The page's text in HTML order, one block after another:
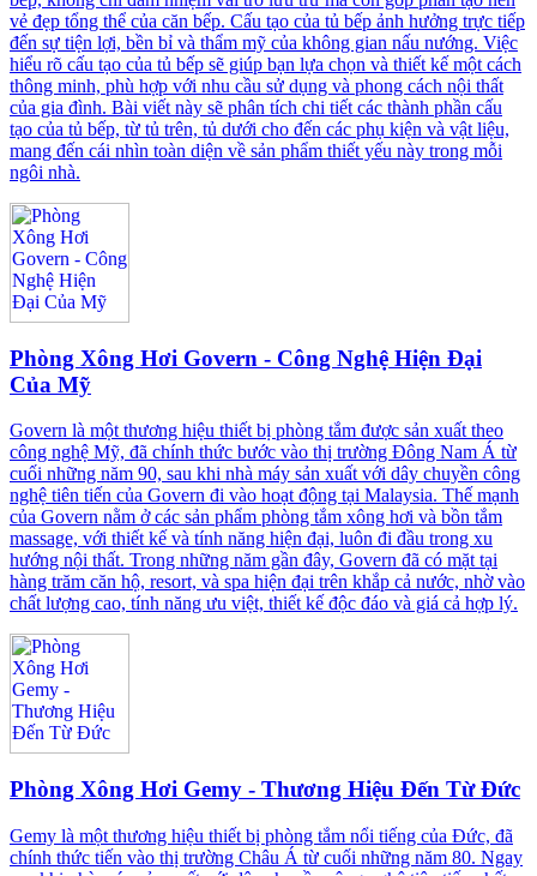
vẻ đẹp tổng thể của căn bếp. Cấu tạo của tủ bếp ảnh hưởng trực tiếp
đến sự tiện lợi, bền bỉ và thẩm mỹ của không gian nấu nướng. Việc
hiểu rõ cấu tạo của tủ bếp sẽ giúp bạn lựa chọn và thiết kế một cách
thông minh, phù hợp với nhu cầu sử dụng và phong cách nội thất
của gia đình. Bài viết này sẽ phân tích chi tiết các thành phần cấu
tạo của tủ bếp, từ tủ trên, tủ dưới cho đến các phụ kiện và vật liệu,
mang đến cái nhìn toàn diện về sản phẩm thiết yếu này trong mỗi
ngôi nhà.
Phòng Xông Hơi Govern - Công Nghệ Hiện Đại
Của Mỹ
Govern là một thương hiệu thiết bị phòng tắm được sản xuất theo
công nghệ Mỹ, đã chính thức bước vào thị trường Đông Nam Á từ
cuối những năm 90, sau khi nhà máy sản xuất với dây chuyền công
nghệ tiên tiến của Govern đi vào hoạt động tại Malaysia. Thế mạnh
của Govern nằm ở các sản phẩm phòng tắm xông hơi và bồn tắm
massage, với thiết kế và tính năng hiện đại, luôn đi đầu trong xu
hướng nội thất. Trong những năm gần đây, Govern đã có mặt tại
hàng trăm căn hộ, resort, và spa hiện đại trên khắp cả nước, nhờ vào
chất lượng cao, tính năng ưu việt, thiết kế độc đáo và giá cả hợp lý.
Phòng Xông Hơi Gemy - Thương Hiệu Đến Từ Đức
Gemy là một thương hiệu thiết bị phòng tắm nổi tiếng của Đức, đã
chính thức tiến vào thị trường Châu Á từ cuối những năm 80. Ngay